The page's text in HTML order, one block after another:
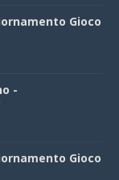
Gioco
-
Gioco